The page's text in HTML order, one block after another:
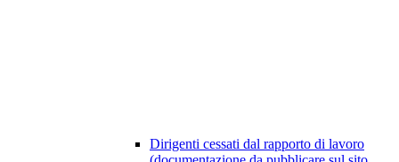
Dirigenti cessati dal rapporto di lavoro